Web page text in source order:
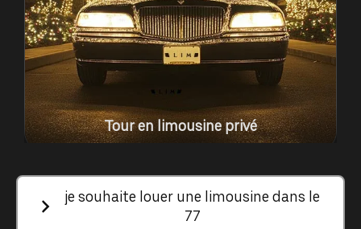
Tour en limousine privé
je souhaite louer une limousine dans le
77